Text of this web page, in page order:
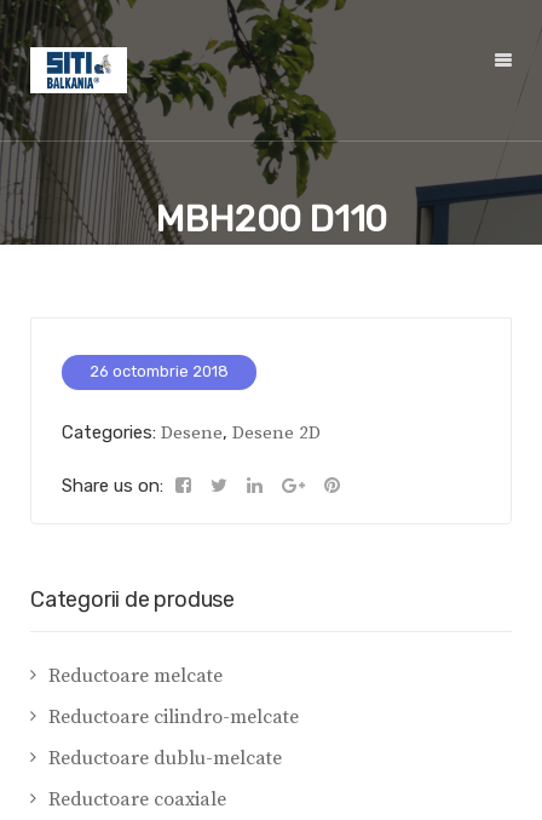
MBH200 D110
26 octombrie 2018
Categories: Desene, Desene 2D
Share us on:
Categorii de produse
Reductoare melcate
Reductoare cilindro-melcate
Reductoare dublu-melcate
Reductoare coaxiale